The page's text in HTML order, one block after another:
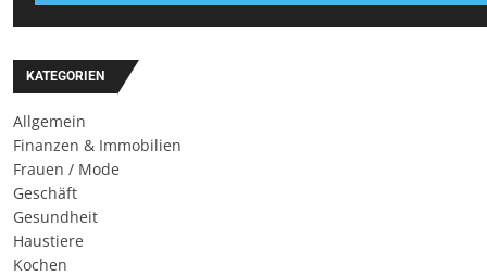
KATEGORIEN
Allgemein
Finanzen & Immobilien
Frauen / Mode
Geschäft
Gesundheit
Haustiere
Kochen